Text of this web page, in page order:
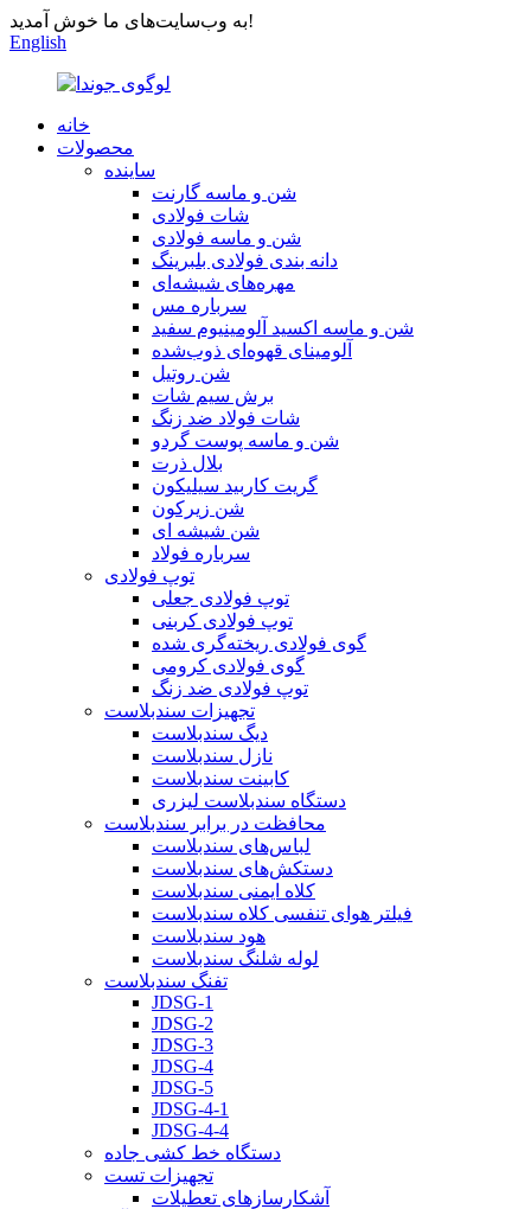
به وب‌سایت‌های ما خوش آمدید!
English
خانه
محصولات
ساینده
شن و ماسه گارنت
شات فولادی
شن و ماسه فولادی
دانه بندی فولادی بلبرینگ
مهره‌های شیشه‌ای
سرباره مس
شن و ماسه اکسید آلومینیوم سفید
آلومینای قهوه‌ای ذوب‌شده
شن روتیل
برش سیم شات
شات فولاد ضد زنگ
شن و ماسه پوست گردو
بلال ذرت
گریت کاربید سیلیکون
شن زیرکون
شن شیشه ای
سرباره فولاد
توپ فولادی
توپ فولادی جعلی
توپ فولادی کربنی
گوی فولادی ریخته‌گری شده
گوی فولادی کرومی
توپ فولادی ضد زنگ
تجهیزات سندبلاست
دیگ سندبلاست
نازل سندبلاست
کابینت سندبلاست
دستگاه سندبلاست لیزری
محافظت در برابر سندبلاست
لباس‌های سندبلاست
دستکش‌های سندبلاست
کلاه ایمنی سندبلاست
فیلتر هوای تنفسی کلاه سندبلاست
هود سندبلاست
لوله شلنگ سندبلاست
تفنگ سندبلاست
JDSG-1
JDSG-2
JDSG-3
JDSG-4
JDSG-5
JDSG-4-1
JDSG-4-4
دستگاه خط کشی جاده
تجهیزات تست
آشکارسازهای تعطیلات